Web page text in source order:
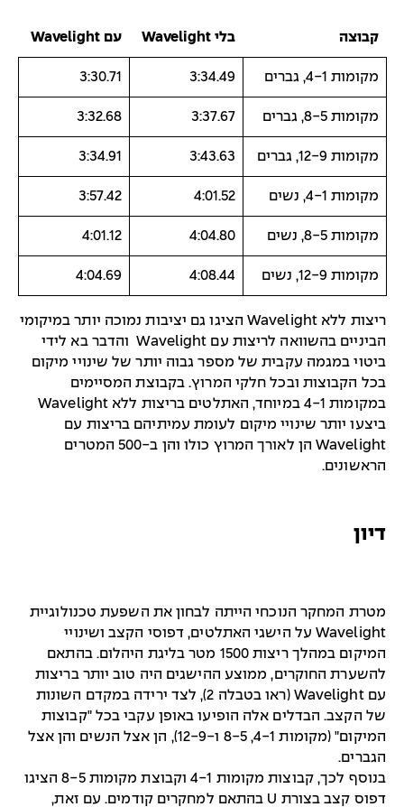
קבוצה בלי Wavelight עם Wavelight
מקומות 4-1, גברים 3:34.49
3:30.71
מקומות 8-5, גברים 3:37.67
3:32.68
מקומות 12-9, גברים 3:43.63
3:34.91
מקומות 4-1, נשים 4:01.52
3:57.42
מקומות 8-5, נשים 4:04.80
4:01.12
מקומות 12-9, נשים 4:08.44
4:04.69
ריצות ללא Wavelight הציגו גם יציבות נמוכה יותר במיקומי
הביניים בהשוואה לריצות עם Wavelight ‏ והדבר בא לידי
ביטוי במגמה עקבית של מספר גבוה יותר של שינויי מיקום
בכל הקבוצות ובכל חלקי המרוץ. בקבוצת המסיימים
במקומות 4-1 במיוחד, האתלטים בריצות ללא Wavelight
ביצעו יותר שינויי מיקום לעומת עמיתיהם בריצות עם
Wavelight הן לאורך המרוץ כולו והן ב-500 המטרים
הראשונים.
דיון
מטרת המחקר הנוכחי הייתה לבחון את השפעת טכנולוגיית
Wavelight על הישגי האתלטים, דפוסי הקצב ושינויי
המיקום במהלך ריצות 1500 מטר בליגת היהלום. בהתאם
להשערת החוקרים, ממוצע ההישגים היה טוב יותר בריצות
עם Wavelight (ראו בטבלה 2), לצד ירידה במקדם השונות
של הקצב. הבדלים אלה הופיעו באופן עקבי בכל "קבוצות
המיקום" (מקומות 4-1, 8-5 ו-12-9), הן אצל הנשים והן אצל
הגברים.
בנוסף לכך, קבוצות מקומות 4-1 וקבוצת מקומות 8-5 הציגו
דפוס קצב בצורת U בהתאם למחקרים קודמים. עם זאת,